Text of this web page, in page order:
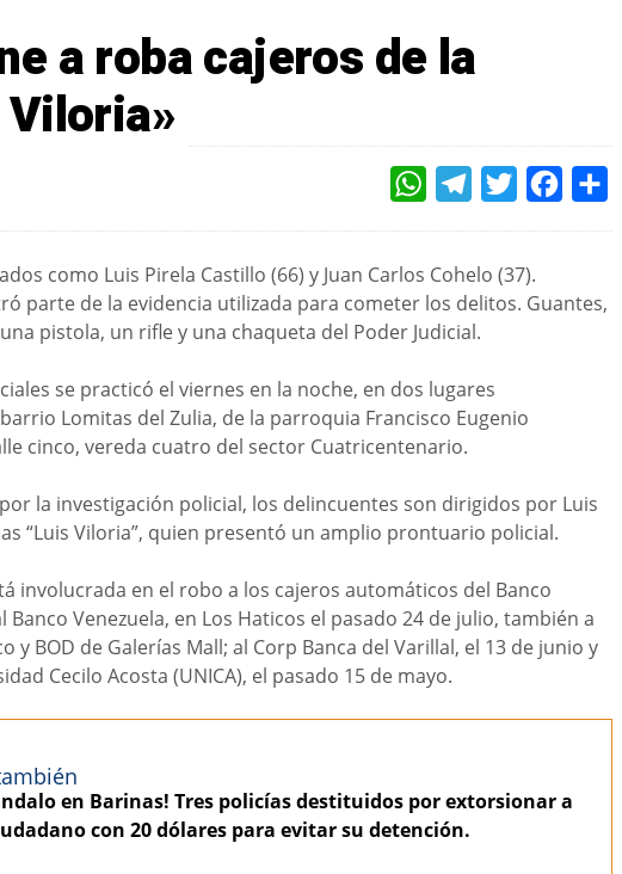
a roba cajeros de la
WHATSAPPTELEGRAMTWITTERFACEBOOK
como Luis Pirela Castillo (66) y Juan Carlos Cohelo (37).
parte de la evidencia utilizada para cometer los delitos. Guantes,
pistola, un rifle y una chaqueta del Poder Judicial.
se practicó el viernes en la noche, en dos lugares
Lomitas del Zulia, de la parroquia Francisco Eugenio
cinco, vereda cuatro del sector Cuatricentenario.
la investigación policial, los delincuentes son dirigidos por Luis
“Luis Viloria”, quien presentó un amplio prontuario policial.
involucrada en el robo a los cajeros automáticos del Banco
Venezuela, en Los Haticos el pasado 24 de julio, también a
y BOD de Galerías Mall; al Corp Banca del Varillal, el 13 de junio y
Cecilo Acosta (UNICA), el pasado 15 de mayo.
en Barinas! Tres policías destituidos por extorsionar a
con 20 dólares para evitar su detención.